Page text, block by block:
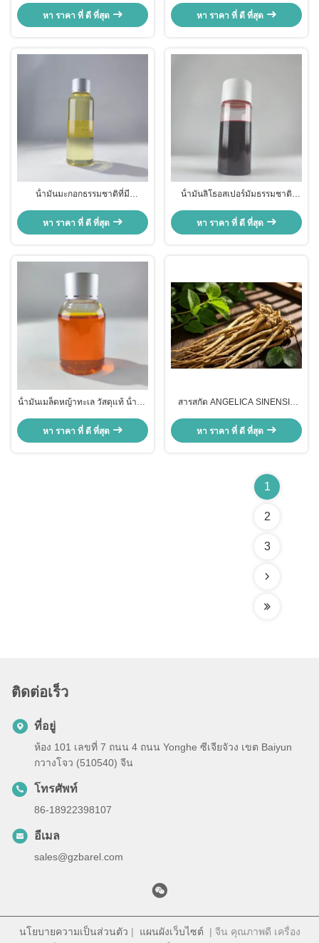
แคมเปเลีย โอเลิเฟร่า
หา ราคา ที่ ดี ที่สุด
เดนต์
หา ราคา ที่ ดี ที่สุด
น้ํามันมะกอกธรรมชาติที่มี
มะกอกธรรมชาติในถัง Antioxidant
น้ํามันมะกอกผลไม้ CAS No 8001-
หา ราคา ที่ ดี ที่สุด
น้ํามันลิโธอสเปอร์มัมธรรมชาติ
Lithospermum Erythrorhizon รูต
สกัด
หา ราคา ที่ ดี ที่สุด
น้ํามันเมล็ดหญ้าทะเล วัสดุแท้ น้ํามัน
สําหรับดูแลผิว
หา ราคา ที่ ดี ที่สุด
สารสกัด ANGELICA SINENSIS
ดูแลผิวหนัง
หา ราคา ที่ ดี ที่สุด
1
2
3
ติดต่อเร็ว
ที่อยู่
ห้อง 101 เลขที่ 7 ถนน 4 ถนน Yonghe ซีเจียจัวง เขต Baiyun
กวางโจว (510540) จีน
โทรศัพท์
86-18922398107
อีเมล
sales@gzbarel.com
นโยบายความเป็นส่วนตัว | แผนผังเว็บไซต์ | จีน คุณภาพดี เครื่อง